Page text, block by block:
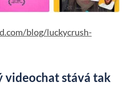
blog/luckycrush-
videochat stává tak